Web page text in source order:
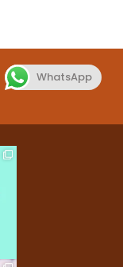
WhatsApp